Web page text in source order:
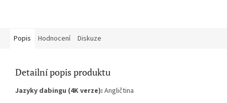
Popis Hodnocení Diskuze
Detailní popis produktu
Jazyky dabingu (4K verze): Angličtina